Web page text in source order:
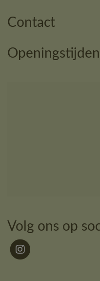
Contact
Openingstijden
Volg ons op